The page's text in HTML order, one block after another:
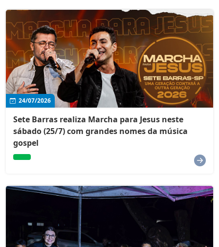
24/07/2026
Sete Barras realiza Marcha para Jesus neste
sábado (25/7) com grandes nomes da música
gospel